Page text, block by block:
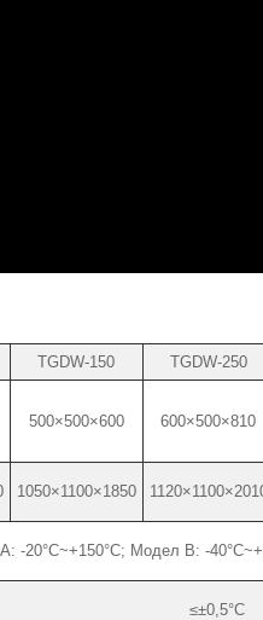
TGDW-150 TGDW-250
500×500×600 600×500×810
1050×1100×1850
-20°C~+150°C; Модел B: -
≤±0,5°C